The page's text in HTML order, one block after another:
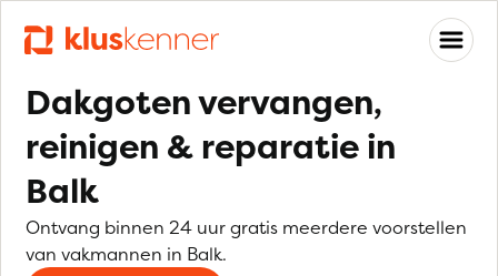
Dakgoten vervangen,
reinigen & reparatie in
Balk
Ontvang binnen 24 uur gratis meerdere voorstellen
van vakmannen in Balk.